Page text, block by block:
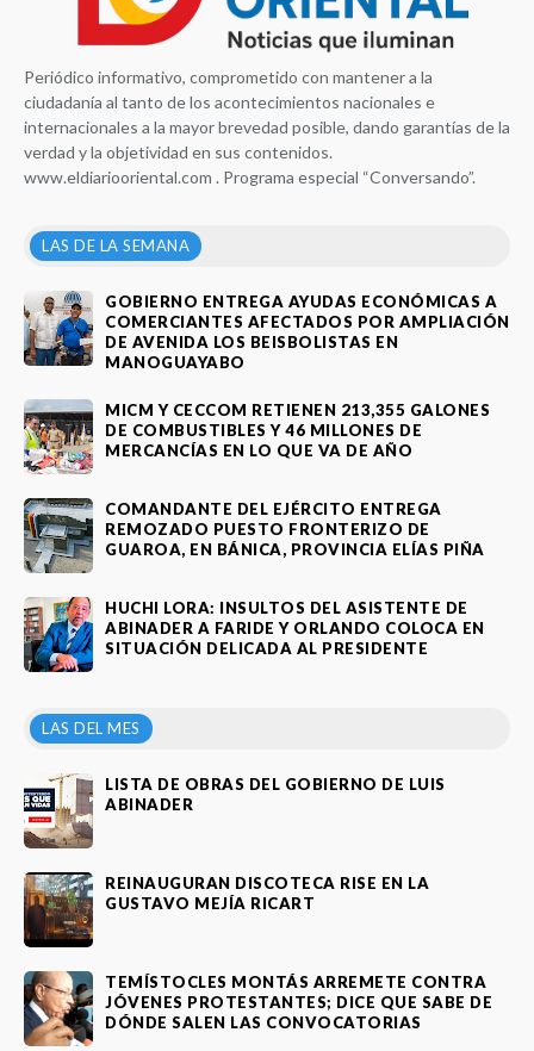
Periódico informativo, comprometido con mantener a la
ciudadanía al tanto de los acontecimientos nacionales e
internacionales a la mayor brevedad posible, dando garantías de la
verdad y la objetividad en sus contenidos.
www.eldiariooriental.com . Programa especial “Conversando”.
LAS DE LA SEMANA
GOBIERNO ENTREGA AYUDAS ECONÓMICAS A
COMERCIANTES AFECTADOS POR AMPLIACIÓN
DE AVENIDA LOS BEISBOLISTAS EN
MANOGUAYABO
MICM Y CECCOM RETIENEN 213,355 GALONES
DE COMBUSTIBLES Y 46 MILLONES DE
MERCANCÍAS EN LO QUE VA DE AÑO
COMANDANTE DEL EJÉRCITO ENTREGA
REMOZADO PUESTO FRONTERIZO DE
GUAROA, EN BÁNICA, PROVINCIA ELÍAS PIÑA
HUCHI LORA: INSULTOS DEL ASISTENTE DE
ABINADER A FARIDE Y ORLANDO COLOCA EN
SITUACIÓN DELICADA AL PRESIDENTE
LAS DEL MES
LISTA DE OBRAS DEL GOBIERNO DE LUIS
ABINADER
REINAUGURAN DISCOTECA RISE EN LA
GUSTAVO MEJÍA RICART
TEMÍSTOCLES MONTÁS ARREMETE CONTRA
JÓVENES PROTESTANTES; DICE QUE SABE DE
DÓNDE SALEN LAS CONVOCATORIAS